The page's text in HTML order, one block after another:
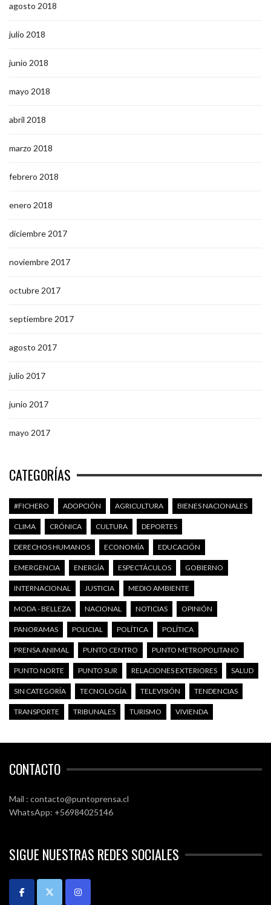
agosto 2018
julio 2018
junio 2018
mayo 2018
abril 2018
marzo 2018
febrero 2018
enero 2018
diciembre 2017
noviembre 2017
octubre 2017
septiembre 2017
agosto 2017
julio 2017
junio 2017
mayo 2017
CATEGORÍAS
#FICHERO ADOPCIÓN AGRICULTURA BIENES NACIONALES
CLIMA CRÓNICA CULTURA DEPORTES
DERECHOS HUMANOS ECONOMÍA EDUCACIÓN
EMERGENCIA ENERGÍA ESPECTÁCULOS GOBIERNO
INTERNACIONAL JUSTICIA MEDIO AMBIENTE
MODA - BELLEZA NACIONAL NOTICIAS OPINIÓN
PANORAMAS POLICIAL POLÍTICA POLÍTICA
PRENSA ANIMAL PUNTO CENTRO PUNTO METROPOLITANO
PUNTO NORTE PUNTO SUR RELACIONES EXTERIORES SALUD
SIN CATEGORÍA TECNOLOGÍA TELEVISIÓN TENDENCIAS
TRANSPORTE TRIBUNALES TURISMO VIVIENDA
CONTACTO
Mail : contacto@puntoprensa.cl
WhatsApp: +56984025146
SIGUE NUESTRAS REDES SOCIALES